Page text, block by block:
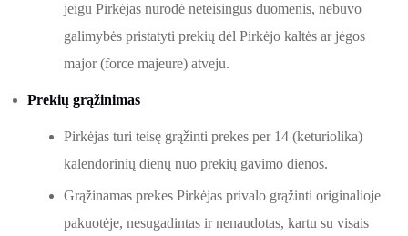
jeigu Pirkėjas nurodė neteisingus duomenis, nebuvo
galimybės pristatyti prekių dėl Pirkėjo kaltės ar jėgos
major (force majeure) atveju.
Prekių grąžinimas
Pirkėjas turi teisę grąžinti prekes per 14 (keturiolika)
kalendorinių dienų nuo prekių gavimo dienos.
Grąžinamas prekes Pirkėjas privalo grąžinti originalioje
pakuotėje, nesugadintas ir nenaudotas, kartu su visais